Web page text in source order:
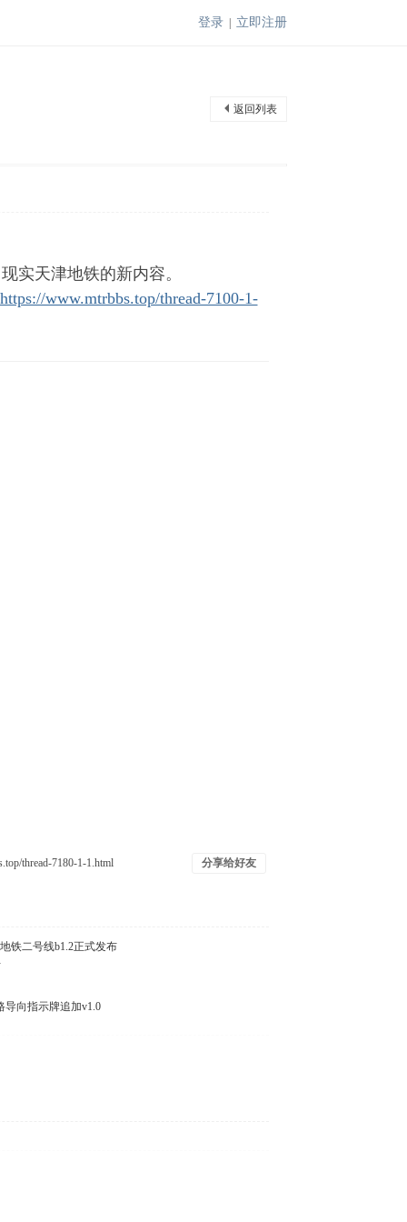
登录 立即注册
返回列表
实天津地铁的新内容。
https://www.mtrbbs.top/thread-7100-1-
分享给好友
铁二号线b1.2正式发布
导向指示牌追加v1.0